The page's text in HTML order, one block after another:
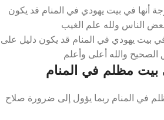
أنها في بيت يهودي في المنام قد يكون
الناس ولله علم الغيب
بيت يهودي في المنام قد يكون دليل على
والله أعلى وأعلم
مظلم في المنام
في المنام ربما يؤول إلى ضرورة صلاح